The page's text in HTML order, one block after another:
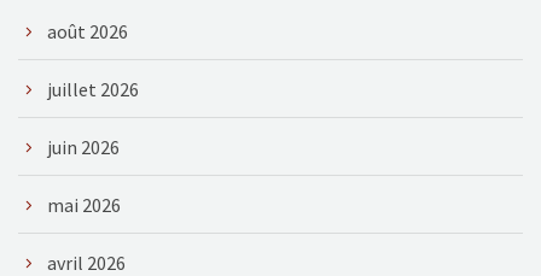
août 2026
juillet 2026
juin 2026
mai 2026
avril 2026